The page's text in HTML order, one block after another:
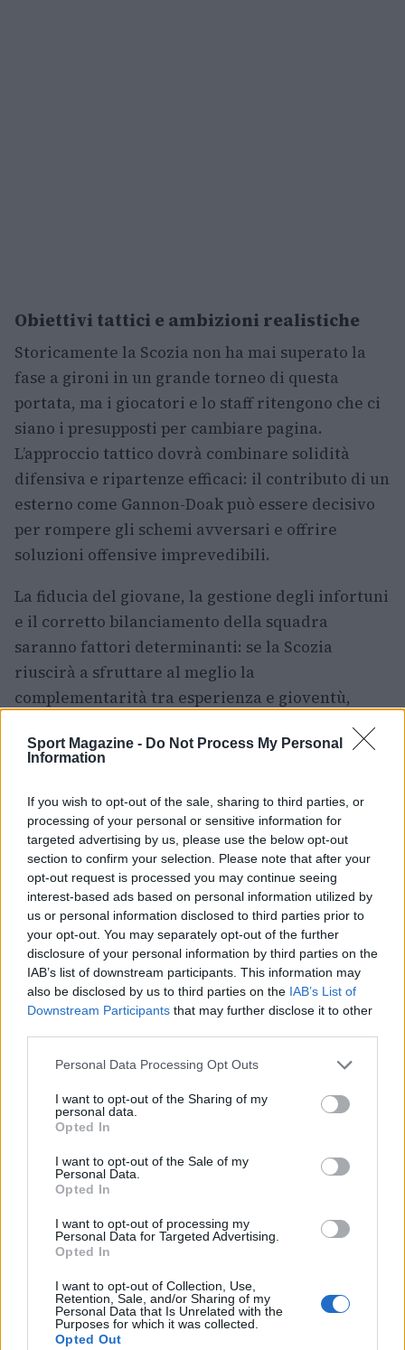
Sport Magazine - Do Not Process My Personal
Information
If you wish to opt-out of the sale, sharing to third parties, or
processing of your personal or sensitive information for
targeted advertising by us, please use the below opt-out
section to confirm your selection. Please note that after your
opt-out request is processed you may continue seeing
interest-based ads based on personal information utilized by
us or personal information disclosed to third parties prior to
your opt-out. You may separately opt-out of the further
disclosure of your personal information by third parties on the
IAB’s list of downstream participants. This information may
also be disclosed by us to third parties on the IAB’s List of
Downstream Participants that may further disclose it to other
Please note that this website/app uses one or more Google
not limited to your visit or usage behaviour. You may click to
grant or deny consent to Google and its third-party tags to
use your data for below specified purposes in below Google
consent section.
Personal Data Processing Opt Outs
I want to opt-out of the Sharing of my
personal data.
Opted In
I want to opt-out of the Sale of my
Personal Data.
Opted In
I want to opt-out of processing my
Personal Data for Targeted Advertising.
Opted In
I want to opt-out of Collection, Use,
Retention, Sale, and/or Sharing of my
Personal Data that Is Unrelated with the
Purposes for which it was collected.
Opted Out
Obiettivi tattici e ambizioni realistiche
Storicamente la Scozia non ha mai superato la
fase a gironi in un grande torneo di questa
portata, ma i giocatori e lo staff ritengono che ci
siano i presupposti per cambiare pagina.
L’approccio tattico dovrà combinare solidità
difensiva e ripartenze efficaci: il contributo di un
esterno come Gannon-Doak può essere decisivo
per rompere gli schemi avversari e offrire
soluzioni offensive imprevedibili.
La fiducia del giovane, la gestione degli infortuni
e il corretto bilanciamento della squadra
saranno fattori determinanti: se la Scozia
riuscirà a sfruttare al meglio la
complementarità tra esperienza e gioventù,
diventerà credibile.
Doakè l’emblema di un percorso che ha saputo
trasformare un ostacolo in opportunità. La sua
presenza nella spedizione scozzese verso il
Mondiale 2026non è solo un riconoscimento del
talento, ma anche della capacità di recupero e di
crescita: ingredienti indispensabili se la Scozia
vuole approfittare di un momento favorevole e
ambire a scrivere una nuova pagina della
propria storia internazionale.
AUTORE
Ilaria Mauri
giornalismo sportivo dopo una notte al
Dall'Ara durante una partita decisiva: oggi
coordina le pagine di competizioni e
sul campo e conserva il biglietto di quella
partita come prova della svolta.